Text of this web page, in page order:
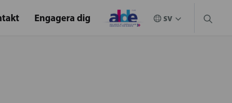
Engagera dig